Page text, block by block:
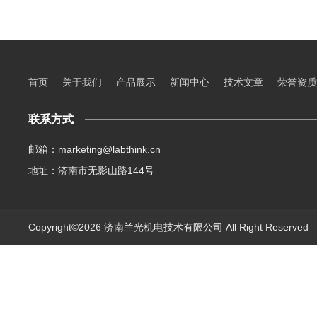
首页 关于我们 产品展示 新闻中心 技术文章 荣誉资质
联系方式
邮箱：marketing@labthink.cn
地址：济南市无影山路144号
Copyright©2026 济南兰光机电技术有限公司 All Right